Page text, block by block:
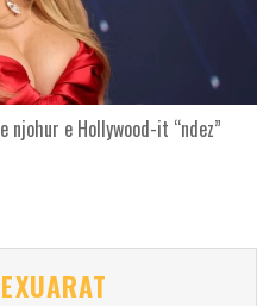
e Hollywood-it “ndez”